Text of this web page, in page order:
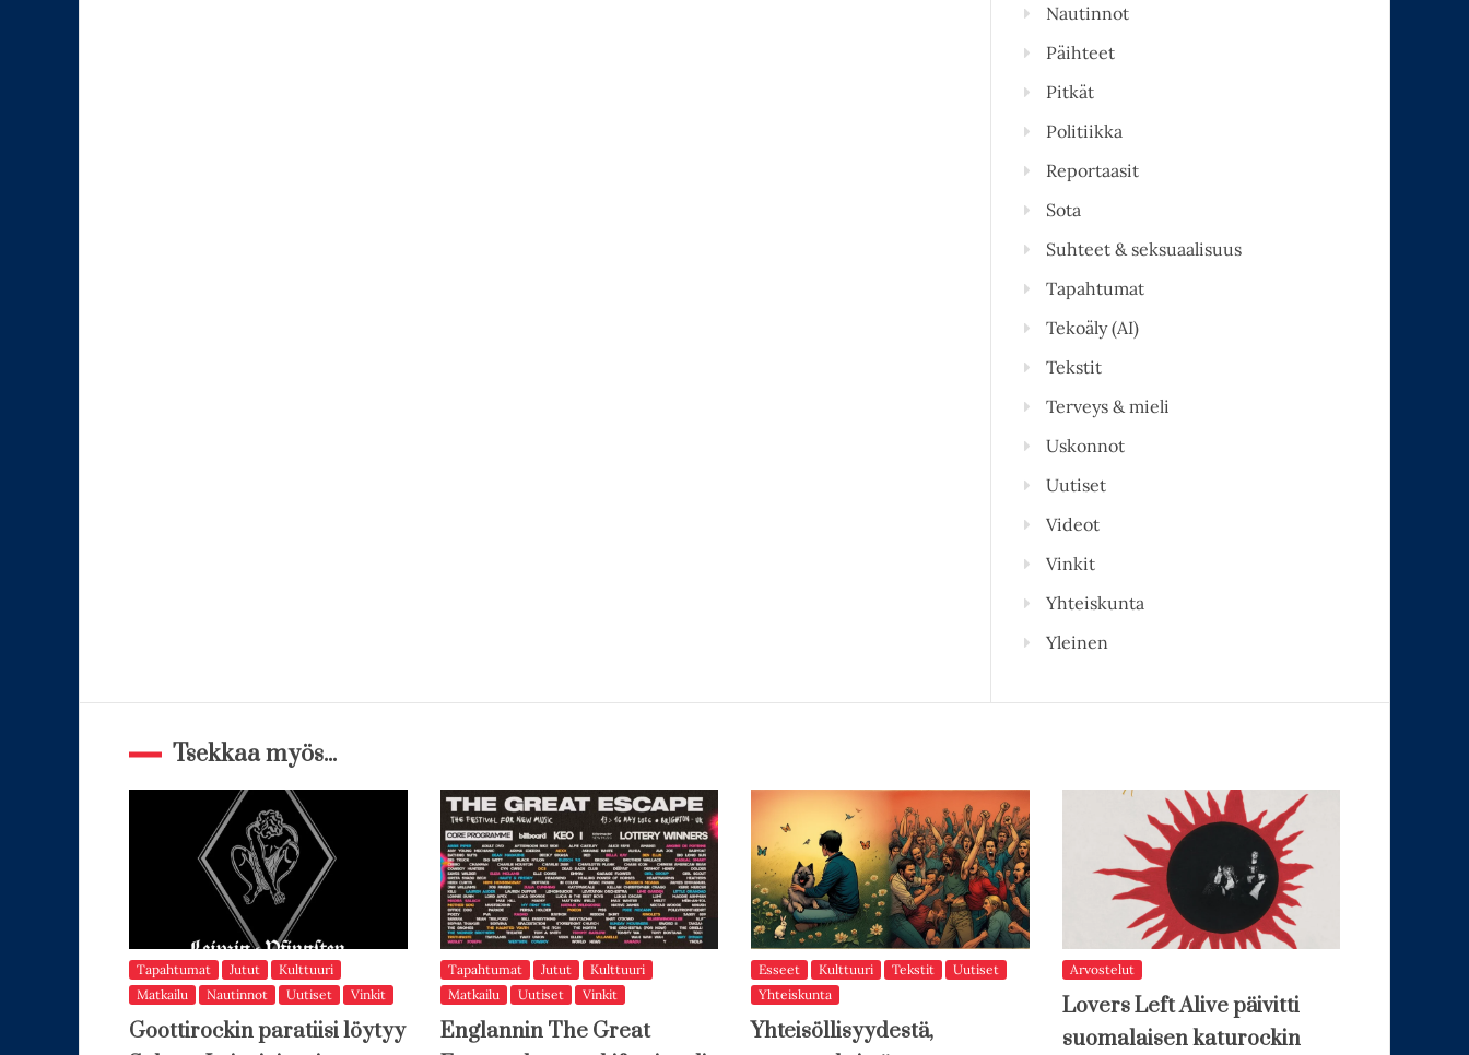
Nautinnot
Päihteet
Pitkät
Politiikka
Reportaasit
Sota
Suhteet & seksuaalisuus
Tapahtumat
Tekoäly (AI)
Tekstit
Terveys & mieli
Uskonnot
Uutiset
Videot
Vinkit
Yhteiskunta
Yleinen
Tsekkaa myös...
Tapahtumat Jutut
Kulttuuri
Matkailu
Nautinnot Uutiset Vinkit
Goottirockin paratiisi löytyy
Tapahtumat Jutut
Kulttuuri
Matkailu
Uutiset Vinkit
Englannin The Great
Esseet Kulttuuri Tekstit
Uutiset
Yhteiskunta
Yhteisöllisyydestä,
Arvostelut
Lovers Left Alive päivitti
suomalaisen katurockin